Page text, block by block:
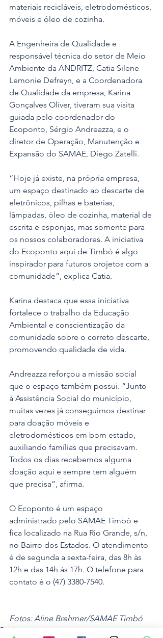
materiais recicláveis, eletrodomésticos,
móveis e óleo de cozinha.
A Engenheira de Qualidade e
responsável técnica do setor de Meio
Ambiente da ANDRITZ, Catia Silene
Lemonie Defreyn, e a Coordenadora
de Qualidade da empresa, Karina
Gonçalves Oliver, tiveram sua visita
guiada pelo coordenador do
Ecoponto, Sérgio Andreazza, e o
diretor de Operação, Manutenção e
Expansão do SAMAE, Diego Zatelli.
“Hoje já existe, na própria empresa,
um espaço destinado ao descarte de
eletrônicos, pilhas e baterias,
lâmpadas, óleo de cozinha, material de
escrita e esponjas, mas somente para
os nossos colaboradores. A iniciativa
do Ecoponto aqui de Timbó é algo
inspirador para futuros projetos com a
comunidade”, explica Catia.
Karina destaca que essa iniciativa
fortalece o trabalho da Educação
Ambiental e conscientização da
comunidade sobre o correto descarte,
promovendo qualidade de vida.
Andreazza reforçou a missão social
que o espaço também possui. “Junto
à Assistência Social do município,
muitas vezes já conseguimos destinar
para doação móveis e
eletrodomésticos em bom estado,
auxiliando famílias que precisavam.
Todos os dias recebemos alguma
doação aqui e sempre tem alguém
que precisa”, afirma.
O Ecoponto é um espaço
administrado pelo SAMAE Timbó e
fica localizado na Rua Rio Grande, s/n,
no Bairro dos Estados. O atendimento
é de segunda a sexta-feira, das 8h às
12h e das 14h às 17h. O telefone para
contato é o (47) 3380-7540.
Fotos: Aline Brehmer/SAMAE Timbó
Região